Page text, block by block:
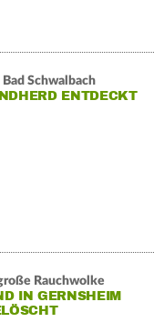
Schwalbach
ENTDECKT
Rauchwolke
IN GERNSHEIM E